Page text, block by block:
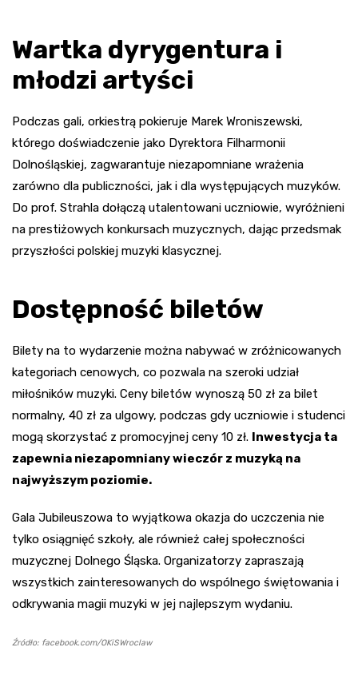
Wartka dyrygentura i
młodzi artyści
Podczas gali, orkiestrą pokieruje Marek Wroniszewski,
którego doświadczenie jako Dyrektora Filharmonii
Dolnośląskiej, zagwarantuje niezapomniane wrażenia
zarówno dla publiczności, jak i dla występujących muzyków.
Do prof. Strahla dołączą utalentowani uczniowie, wyróżnieni
na prestiżowych konkursach muzycznych, dając przedsmak
przyszłości polskiej muzyki klasycznej.
Dostępność biletów
Bilety na to wydarzenie można nabywać w zróżnicowanych
kategoriach cenowych, co pozwala na szeroki udział
miłośników muzyki. Ceny biletów wynoszą 50 zł za bilet
normalny, 40 zł za ulgowy, podczas gdy uczniowie i studenci
mogą skorzystać z promocyjnej ceny 10 zł. Inwestycja ta
zapewnia niezapomniany wieczór z muzyką na
najwyższym poziomie.
Gala Jubileuszowa to wyjątkowa okazja do uczczenia nie
tylko osiągnięć szkoły, ale również całej społeczności
muzycznej Dolnego Śląska. Organizatorzy zapraszają
wszystkich zainteresowanych do wspólnego świętowania i
odkrywania magii muzyki w jej najlepszym wydaniu.
Źródło: facebook.com/OKiSWroclaw